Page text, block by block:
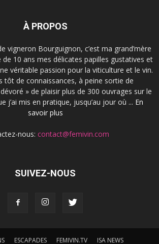
À PROPOS
vigneron Bourguignon, c’est ma grand’mère
de 10 ans mes délicates papilles gustatives et
véritable passion pour la viticulture et le vin.
tôt de connaissances, à peine sortie de
dévoré » de plaisir plus de 300 ouvrages sur le
j’ai mis en pratique, jusqu’au jour où ... En
savoir plus
nous: contact@femivin.com
SUIVEZ-NOUS
ESCAPADES FEMIVIN.TV ISA NEWS